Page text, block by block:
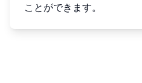
ことができます。